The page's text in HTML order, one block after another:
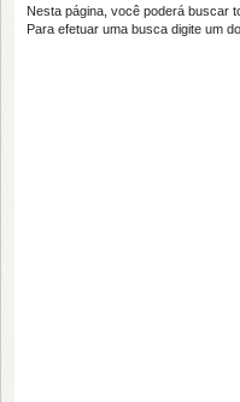
Nesta página, você poderá buscar
Para efetuar uma busca digite um